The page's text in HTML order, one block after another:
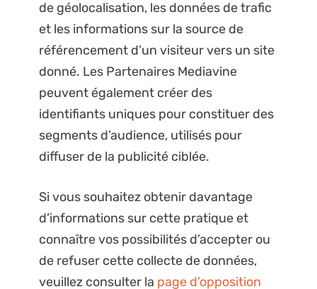
de géolocalisation, les données de trafic
et les informations sur la source de
référencement d’un visiteur vers un site
donné. Les Partenaires Mediavine
peuvent également créer des
identifiants uniques pour constituer des
segments d’audience, utilisés pour
diffuser de la publicité ciblée.
Si vous souhaitez obtenir davantage
d’informations sur cette pratique et
connaître vos possibilités d’accepter ou
de refuser cette collecte de données,
veuillez consulter la page d’opposition